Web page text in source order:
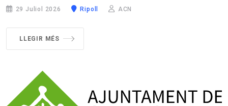
29 Juliol 2026 Ripoll ACN
LLEGIR MÉS